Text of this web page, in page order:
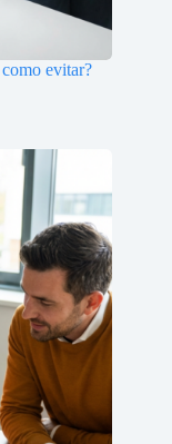
evitar?